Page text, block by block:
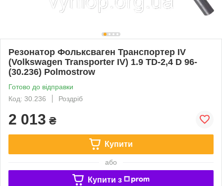
Резонатор Фольксваген Транспортер IV
(Volkswagen Transporter IV) 1.9 TD-2,4 D 96-
(30.236) Polmostrow
Готово до відправки
Код: 30.236
Роздріб
2 013 ₴
Купити
або
Купити з